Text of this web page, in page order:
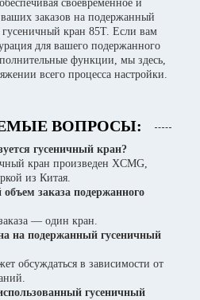
своевременное и
заказов на подержанный
кран 85T. Если вам
для вашего подержанного
функции, мы здесь,
всего процесса настройки.
ВОПРОСЫ:
гусеничный кран?
кран произведен XCMG,
из Китая.
заказа подержанного
— один кран.
на подержанный гусеничный
обсуждаться в зависимости от
гусеничный